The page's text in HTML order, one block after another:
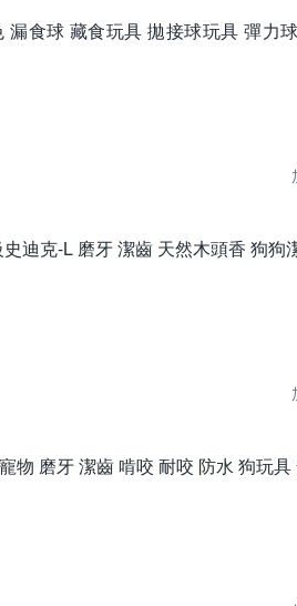
漏食球 藏食玩具 拋接球玩具 彈力
迪克-L 磨牙 潔齒 天然木頭香 狗狗
物 磨牙 潔齒 啃咬 耐咬 防水 狗玩